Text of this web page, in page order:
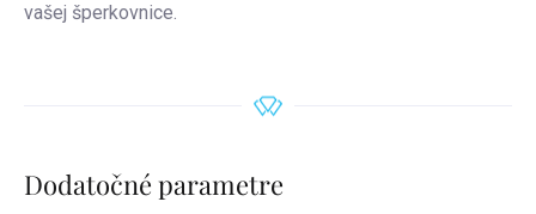
vašej šperkovnice.
Dodatočné parametre